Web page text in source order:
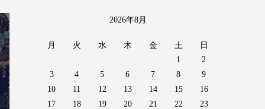
2026年8月
月 火 水 木 金 土
日
1
2
3
4 5 6 7 8
9
10
11 12 13 14 15
16
17
18 19 20 21 22
23